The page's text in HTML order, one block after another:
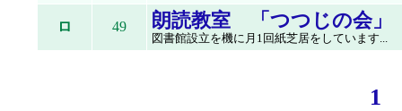
ロ 49 朗読教室 「つつじの会」
図書館設立を機に月1回紙芝居をしています...
1